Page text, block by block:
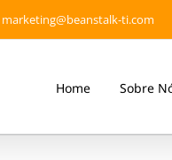
marketing@beanstalk-ti.com
Home Sobre